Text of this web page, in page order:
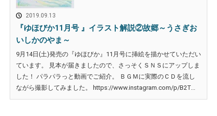
2019.09.13
『ゆほびか11月号 』イラスト解説②故郷～うさぎお
いしかのやま～
9月14日(土)発売の『ゆほびか』11月号に挿絵を描かせていただい
ています。 見本が届きましたので、さっそくＳＮＳにアップしま
した！ パラパラっと動画でご紹介。 ＢＧＭに実際のＣＤを流し
ながら撮影してみました。 https://www.instagram.com/p/B2T...